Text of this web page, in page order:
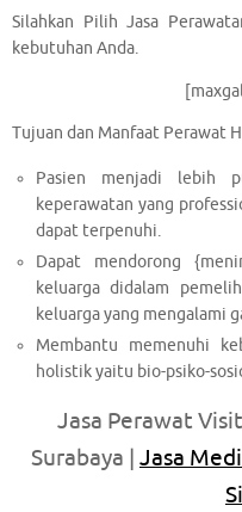
Silahkan Pilih Jasa
kebutuhan Anda.
Tujuan dan Manfaat Perawat
Pasien menjadi lebih
keperawatan yang
dapat terpenuhi.
Dapat mendorong
keluarga didalam
keluarga yang mengalami
Membantu memenuhi
holistik yaitu bio-psiko-
Jasa Perawat
Surabaya | Jasa